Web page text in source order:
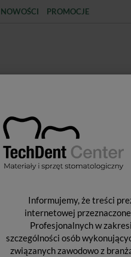
Informujemy, że treści
internetowej
Profesjonalnych w
szczególności osób
związanych zawodowo z
NOWOŚCI PROMOCJE
STERYLIZACJA
Rękawiczki nitrylowe